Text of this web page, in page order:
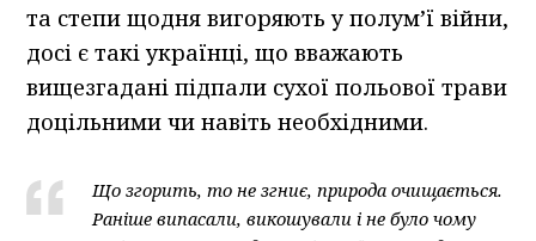
та степи щодня вигоряють у полум’ї війни,
досі є такі українці, що вважають
вищезгадані підпали сухої польової трави
доцільними чи навіть необхідними.
Що згорить, то не згниє, природа очищається.
Раніше випасали, викошували і не було чому